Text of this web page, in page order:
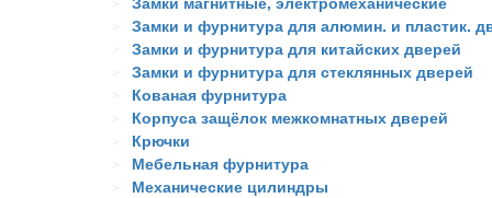
Замки и фурнитура для алюмин. и пластик.
Замки и фурнитура для китайских дверей
Замки и фурнитура для стеклянных дверей
Кованая фурнитура
Корпуса защёлок межкомнатных дверей
Крючки
Мебельная фурнитура
Механические цилиндры